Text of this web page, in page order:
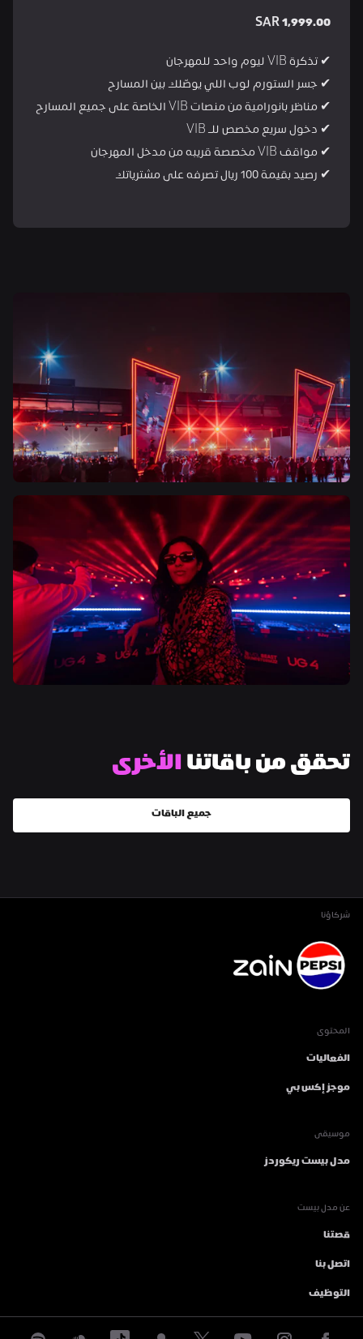
SAR 1,999.00
✔ تذكرة VIB ليوم واحد للمهرجان
✔ جسر الستورم لوب اللي يوصّلك بين المسارح
✔ مناظر بانورامية من منصات VIB الخاصة على جميع المسارح
✔ دخول سريع مخصص للـ VIB
✔ مواقف VIB مخصصة قريبه من مدخل المهرجان
✔ رصيد بقيمة 100 ريال تصرفه على مشترياتك
تحقق من باقاتنا الأخرى
جميع الباقات
شركاؤنا
المحتوى
الفعاليات
موجز إكس بي
موسيقى
مدل بيست ريكوردز
عن مدل بيست
قصتنا
اتصل بنا
التوظيف